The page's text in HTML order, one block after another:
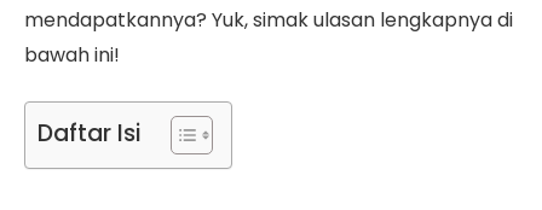
mendapatkannya? Yuk, simak ulasan lengkapnya di
bawah ini!
Daftar Isi